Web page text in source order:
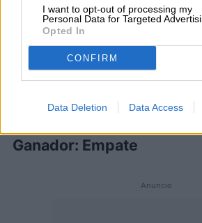
I want to opt-out of processing my
Personal Data for Targeted
Opted In
CONFIRM
Data Deletion Data Access
los hace casi idénticos,
durabilidad. Es difícil decidir
ya que hay pocas
que hayamos tenido más
dejaremos esto como un
Ganador: Empate